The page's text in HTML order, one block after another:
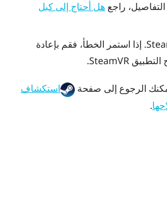
راجع هل أحتاج إلى كبل
. إذا استمر الخطأ، فقم بإعادة
التطبيق SteamVR
.
الرجوع إلى صفحة
استكشاف
.